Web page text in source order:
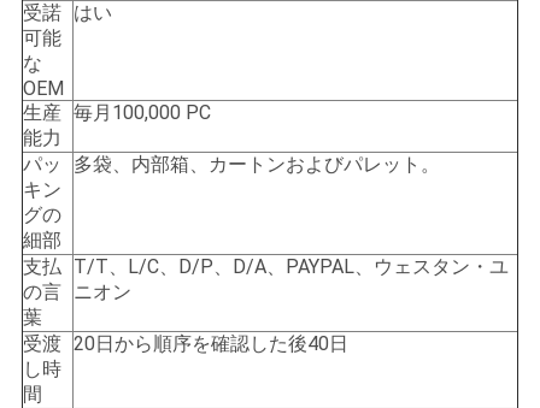
引
用
を
要
求
し
な
さ
受諾
可能
な
OEM
はい
生産
能力
毎月100,000 PC
パッ
キン
グの
細部
多袋、内部箱、カートンおよびパレット。
支払
の言
葉
T/T、L/C、D/P、D/A、PAYPAL、ウェスタン・ユ
ニオン
受渡
し時
間
20日から順序を確認した後40日